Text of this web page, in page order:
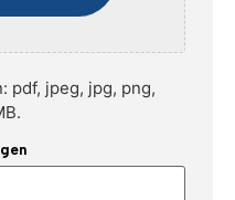
pdf, jpeg, jpg, png,